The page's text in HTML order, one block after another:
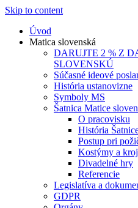
Skip to content
Úvod
Matica slovenská
DARUJTE 2 % Z
SLOVENSKÚ
Súčasné ideové
História ustanovizne
Symboly MS
Šatnica Matice
O pracovisku
História
Postup pri
Kostýmy a
Divadelné hry
Referencie
Legislatíva a
GDPR